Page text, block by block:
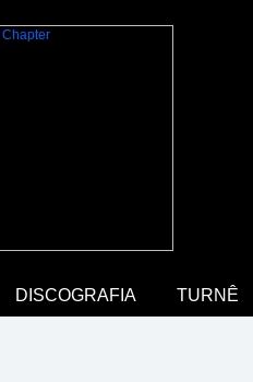
DISCOGRAFIA TURNÊ